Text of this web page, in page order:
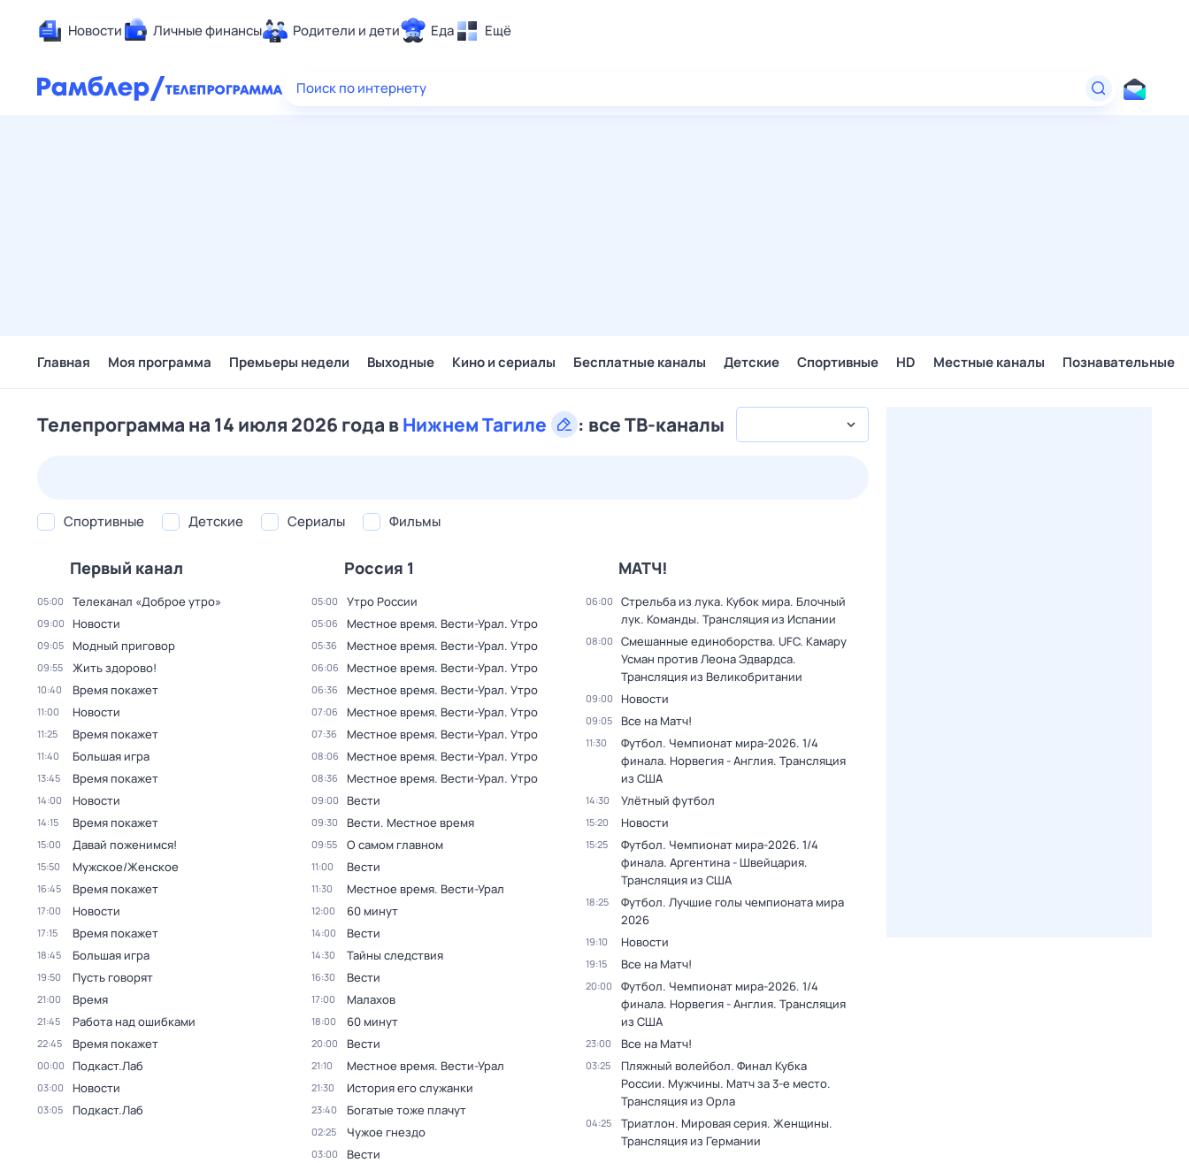
Новости Личные финансы Родители и дети Еда Ещё
Здоровье
Поиск по интернету
Главная Моя программа Премьеры недели Выходные Кино и сериалы Бесплатные каналы Детские Спортивные HD Местные каналы Познавательные
Телепрограмма на 14 июля 2026 года вНижнем Тагиле : все ТВ-каналы
Спортивные Детские Сериалы Фильмы
Первый канал
05:00 Телеканал «Доброе утро»
09:00 Новости
09:05 Модный приговор
09:55 Жить здорово!
10:40 Время покажет
11:00 Новости
11:25 Время покажет
11:40 Большая игра
13:45 Время покажет
14:00 Новости
14:15 Время покажет
15:00 Давай поженимся!
15:50 Мужское/Женское
16:45 Время покажет
17:00 Новости
17:15 Время покажет
18:45 Большая игра
19:50 Пусть говорят
21:00 Время
21:45 Работа над ошибками
22:45 Время покажет
00:00 Подкаст.Лаб
03:00 Новости
03:05 Подкаст.Лаб
Россия 1
05:00 Утро России
05:06 Местное время. Вести-Урал. Утро
05:36 Местное время. Вести-Урал. Утро
06:06 Местное время. Вести-Урал. Утро
06:36 Местное время. Вести-Урал. Утро
07:06 Местное время. Вести-Урал. Утро
07:36 Местное время. Вести-Урал. Утро
08:06 Местное время. Вести-Урал. Утро
08:36 Местное время. Вести-Урал. Утро
09:00 Вести
09:30 Вести. Местное время
09:55 О самом главном
11:00 Вести
11:30 Местное время. Вести-Урал
12:00 60 минут
14:00 Вести
14:30 Тайны следствия
16:30 Вести
17:00 Малахов
18:00 60 минут
20:00 Вести
21:10 Местное время. Вести-Урал
21:30 История его служанки
23:40 Богатые тоже плачут
02:25 Чужое гнездо
03:00 Вести
МАТЧ!
06:00
Стрельба из лука. Кубок мира. Блочный
лук. Команды. Трансляция из Испании
08:00
Смешанные единоборства. UFC. Камару
Усман против Леона Эдвардса.
Трансляция из Великобритании
09:00 Новости
09:05 Все на Матч!
11:30
Футбол. Чемпионат мира-2026. 1/4
финала. Норвегия - Англия. Трансляция
из США
14:30 Улётный футбол
15:20 Новости
15:25
Футбол. Чемпионат мира-2026. 1/4
финала. Аргентина - Швейцария.
Трансляция из США
18:25
Футбол. Лучшие голы чемпионата мира
2026
19:10 Новости
19:15 Все на Матч!
20:00
Футбол. Чемпионат мира-2026. 1/4
финала. Норвегия - Англия. Трансляция
из США
23:00 Все на Матч!
03:25
Пляжный волейбол. Финал Кубка
России. Мужчины. Матч за 3-е место.
Трансляция из Орла
04:25
Триатлон. Мировая серия. Женщины.
Трансляция из Германии